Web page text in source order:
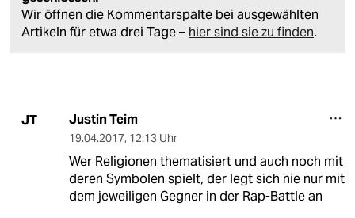
Wir öffnen die Kommentarspalte bei ausgewählten
Artikeln für etwa drei Tage – hier sind sie zu finden.
JT Justin Teim
19.04.2017, 12:13 Uhr
Wer Religionen thematisiert und auch noch mit
deren Symbolen spielt, der legt sich nie nur mit
dem jeweiligen Gegner in der Rap-Battle an